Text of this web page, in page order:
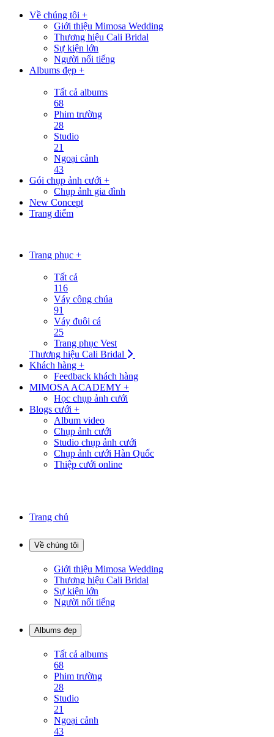
Về chúng tôi +
Giới thiệu Mimosa Wedding
Thương hiệu Cali Bridal
Sự kiện lớn
Người nổi tiếng
Albums đẹp +
Tất cả albums
68
Phim trường
28
Studio
21
Ngoại cảnh
43
Gói chụp ảnh cưới +
Chụp ảnh gia đình
New Concept
Trang điểm
Trang phục +
Tất cả
116
Váy công chúa
91
Váy đuôi cá
25
Trang phục Vest
Thương hiệu Cali Bridal
Khách hàng +
Feedback khách hàng
MIMOSA ACADEMY +
Học chụp ảnh cưới
Blogs cưới +
Album video
Chụp ảnh cưới
Studio chụp ảnh cưới
Chụp ảnh cưới Hàn Quốc
Thiệp cưới online
Trang chủ
Về chúng tôi
Giới thiệu Mimosa Wedding
Thương hiệu Cali Bridal
Sự kiện lớn
Người nổi tiếng
Albums đẹp
Tất cả albums
68
Phim trường
28
Studio
21
Ngoại cảnh
43